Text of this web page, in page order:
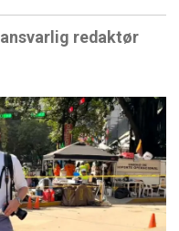
ansvarlig redaktør